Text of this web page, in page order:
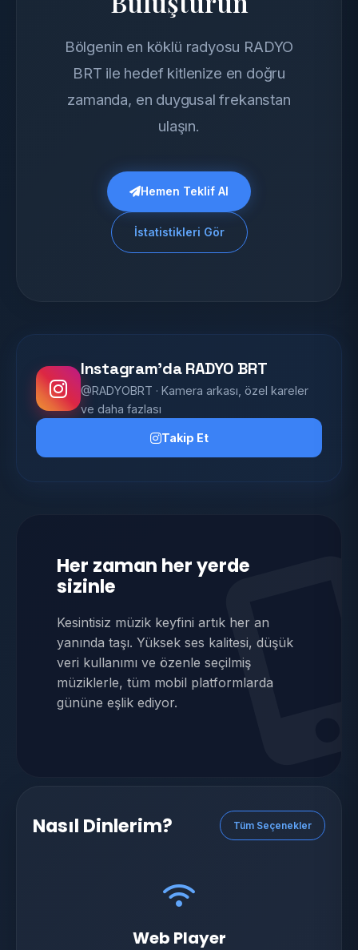
Bölgenin en köklü radyosu RADYO
BRT ile hedef kitlenize en doğru
zamanda, en duygusal frekanstan
ulaşın.
Hemen Teklif Al
İstatistikleri Gör
Instagram'da RADYO BRT
@RADYOBRT · Kamera arkası, özel kareler
ve daha fazlası
Takip Et
Her zaman her yerde
sizinle
Kesintisiz müzik keyfini artık her an
yanında taşı. Yüksek ses kalitesi, düşük
veri kullanımı ve özenle seçilmiş
müziklerle, tüm mobil platformlarda
gününe eşlik ediyor.
Nasıl Dinlerim? Tüm Seçenekler
Web Player